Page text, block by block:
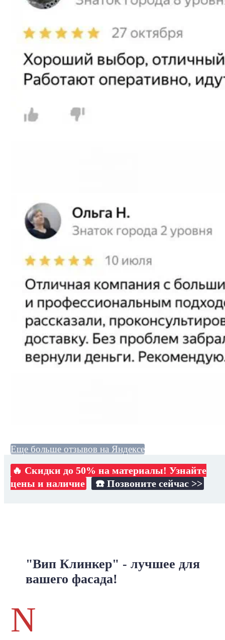
Еще больше отзывов на Яндексе
🔥 Скидки до 50% на материалы! Узнайте
цены и наличие
☎️ Позвоните сейчас >>
"Вип Клинкер" - лучшее для
вашего фасада!
N